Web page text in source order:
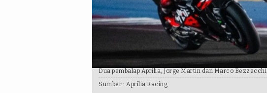
Dua pembalap Aprilia, Jorge Martin dan Marco Bezzecchi
Sumber : Aprilia Racing